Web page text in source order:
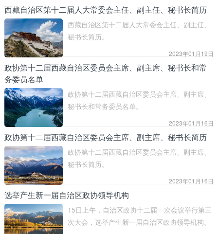
西藏自治区第十二届人大常委会主任、副主任、秘书长简历
西藏自治区第十二届人大常委会主任、副主任、
秘书长简历。
2023年01月19日
政协第十二届西藏自治区委员会主席、副主席、秘书长和常
务委员名单
政协第十二届西藏自治区委员会主席、副主席、
秘书长和常务委员名单。
2023年01月16日
政协第十二届西藏自治区委员会主席、副主席、秘书长简历
政协第十二届西藏自治区委员会主席、副主席、
秘书长简历。
2023年01月16日
选举产生新一届自治区政协领导机构
15日上午，自治区政协十二届一次会议举行第三
次大会，选举产生新一届自治区政协领导机构。